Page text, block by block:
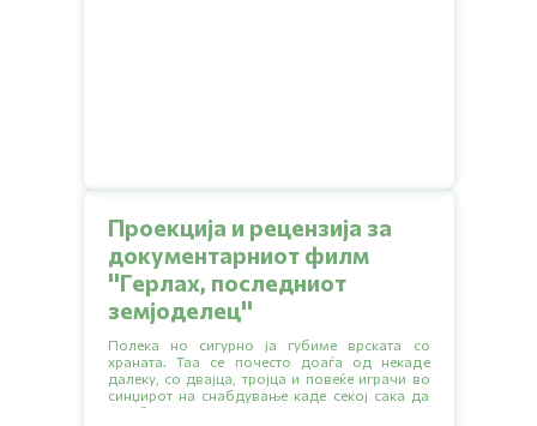
Проекција и рецензија за
документарниот филм
''Герлах, последниот
земјоделец''
Полека но сигурно ја губиме врската со
храната. Таа се почесто доаѓа од некаде
далеку, со двајца, тројца и повеќе играчи во
синџирот на снабдување каде секој сака да
зграби што поголем дел.